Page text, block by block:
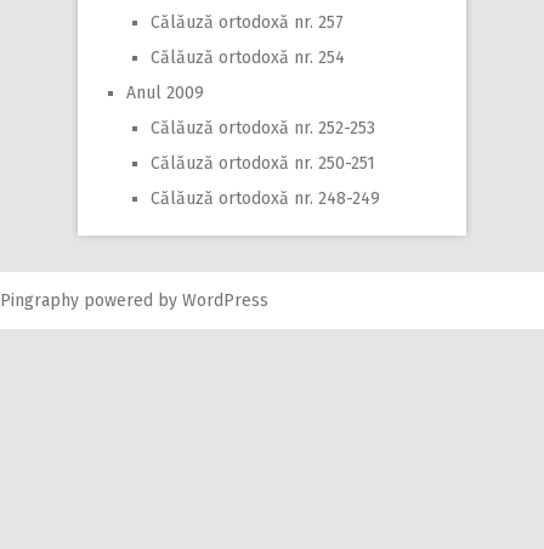
Călăuză ortodoxă nr. 257
Călăuză ortodoxă nr. 254
Anul 2009
Călăuză ortodoxă nr. 252-253
Călăuză ortodoxă nr. 250-251
Călăuză ortodoxă nr. 248-249
Pingraphy powered by WordPress